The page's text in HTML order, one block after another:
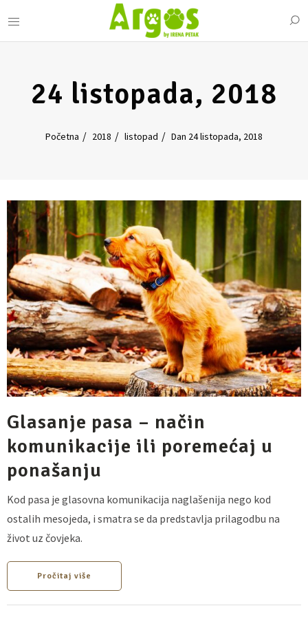
24 listopada, 2018
Početna 2018 listopad Dan 24 listopada, 2018
Glasanje pasa – način
komunikacije ili poremećaj u
ponašanju
Kod pasa je glasovna komunikacija naglašenija nego kod
ostalih mesojeda, i smatra se da predstavlja prilagodbu na
život uz čovjeka.
Pročitaj više